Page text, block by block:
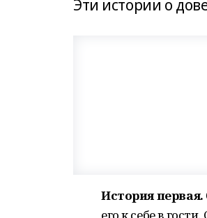
Эти истории о
История первая.